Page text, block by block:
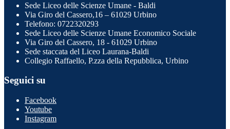
Sede Liceo delle Scienze Umane - Baldi
Via Giro del Cassero,16 – 61029 Urbino
Telefono: 0722320293
Sede Liceo delle Scienze Umane Economico Sociale
Via Giro del Cassero, 18 - 61029 Urbino
Sede staccata del Liceo Laurana-Baldi
Collegio Raffaello, P.zza della Repubblica, Urbino
Seguici su
Facebook
Youtube
Instagram